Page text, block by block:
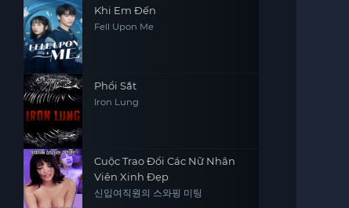
Khi Em Đến
Fell Upon Me
Phổi Sắt
Iron Lung
Cuộc Trao Đổi Các Nữ Nhân
Viên Xinh Đẹp
신입여직원의 스와핑 미팅